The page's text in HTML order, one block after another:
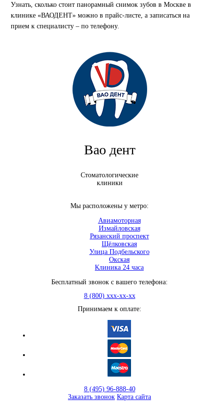
Узнать, сколько стоит панорамный снимок зубов в Москве в
клинике «ВАОДЕНТ» можно в прайс-листе, а записаться на
прием к специалисту – по телефону.
Вао дент
Стоматологические
клиники
Мы расположены у метро:
Авиамоторная
Измайловская
Рязанский проспект
Щёлковская
Улица Подбельского
Окская
Клиника 24 часа
Бесплатный звонок с вашего телефона:
8 (800) xxx-xx-xx
Принимаем к оплате:
8 (495) 96-888-40
Заказать звонок Карта сайта